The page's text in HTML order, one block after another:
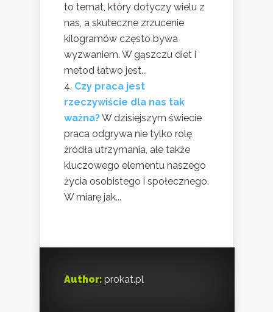
to temat, który dotyczy wielu z
nas, a skuteczne zrzucenie
kilogramów często bywa
wyzwaniem. W gąszczu diet i
metod łatwo jest...
Czy praca jest
rzeczywiście dla nas tak
ważna?W dzisiejszym świecie
praca odgrywa nie tylko rolę
źródła utrzymania, ale także
kluczowego elementu naszego
życia osobistego i społecznego.
W miarę jak...
Author: prokat.pl